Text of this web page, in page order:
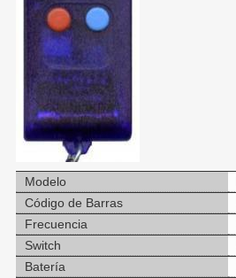
Modelo
Código de Barras
Frecuencia
Switch
Batería